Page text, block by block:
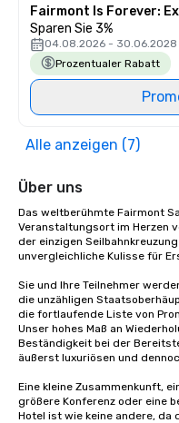
Fairmont Is Forever:
Sparen Sie 3%
04.08.2026 - 30.06.2028
Prozentualer Rabatt
Alle anzeigen (7)
Über uns
Das weltberühmte Fairmont
Veranstaltungsort im Herzen
der einzigen
unvergleichliche Kulisse für
Sie und Ihre Teilnehmer
die unzähligen
die fortlaufende Liste von
Unser hohes Maß an
Beständigkeit bei der
äußerst luxuriösen und
Eine kleine Zusammenkunft,
größere Konferenz oder eine
Hotel ist wie keine andere, da